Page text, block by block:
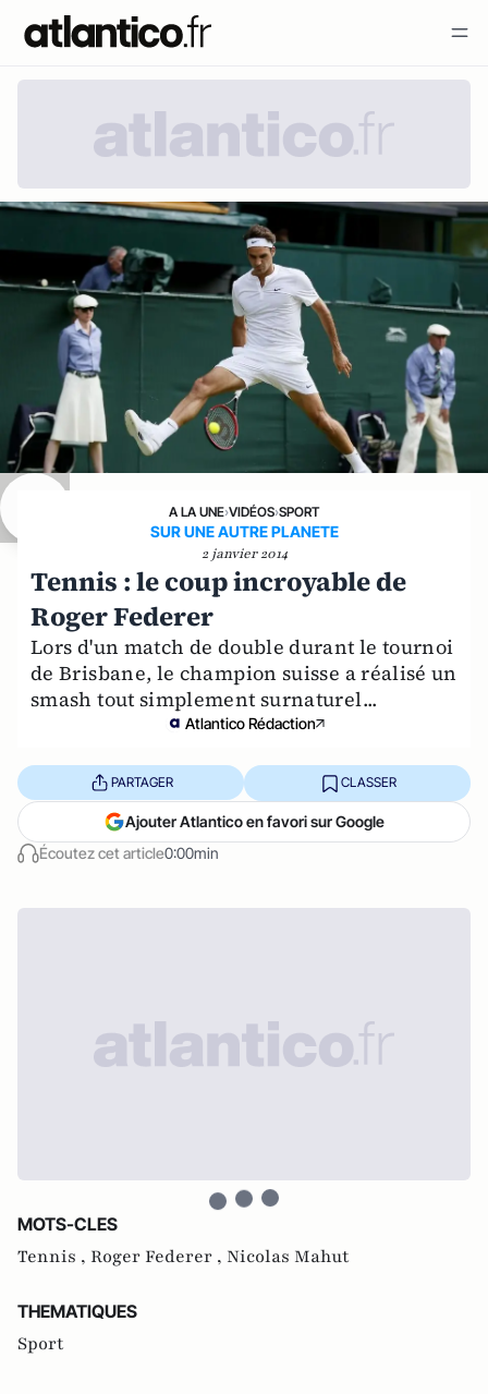
A LA UNE›VIDÉOS›SPORT
SUR UNE AUTRE PLANETE
2 janvier 2014
Tennis : le coup incroyable de
Roger Federer
Lors d'un match de double durant le tournoi
de Brisbane, le champion suisse a réalisé un
smash tout simplement surnaturel...
Atlantico Rédaction
Écoutez cet article0:00min
PARTAGER CLASSER
Ajouter Atlantico en favori sur Google
MOTS-CLES
Tennis , Roger Federer , Nicolas Mahut
THEMATIQUES
Sport